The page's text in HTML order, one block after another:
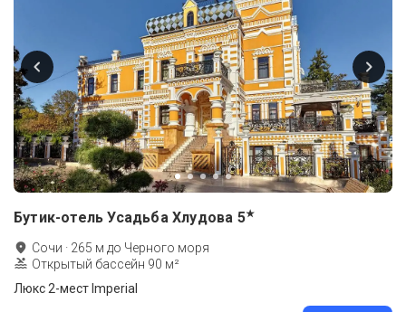
Бутик-отель Усадьба Хлудова 5★
Сочи · 265 м до Черного моря
Открытый бассейн 90 м²
Люкс 2-мест Imperial